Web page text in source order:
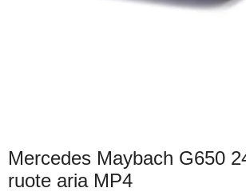
Mercedes Maybach G650
ruote aria MP4